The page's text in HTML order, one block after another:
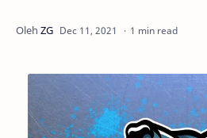
1 min read